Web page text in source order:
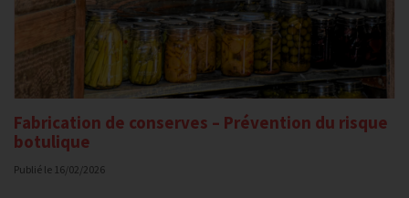
Fabrication de conserves – Prévention du risque
botulique
Publié le 16/02/2026